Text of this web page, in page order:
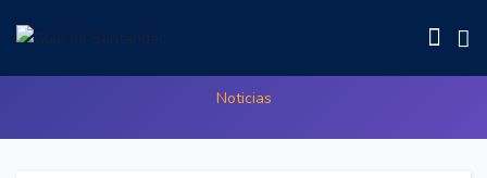
Cantur Suma Quinta Q
Noticias